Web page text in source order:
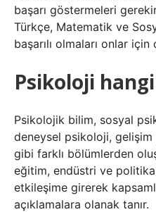
başarı göstermeleri
Türkçe, Matematik ve
başarılı olmaları onlar
Psikoloji
Psikolojik bilim, sosyal
deneysel psikoloji,
gibi farklı bölümlerden
eğitim, endüstri ve
etkileşime girerek
açıklamalara olanak tanır.